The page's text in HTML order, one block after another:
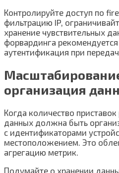
Контролируйте доступ по
фильтрацию IP,
хранение чувствительных
форвардинга
аутентификация при
организация
Когда количество
данных должна быть
с идентификаторами
местоположением. Это
агрегацию метрик.
Подумайте о хранении